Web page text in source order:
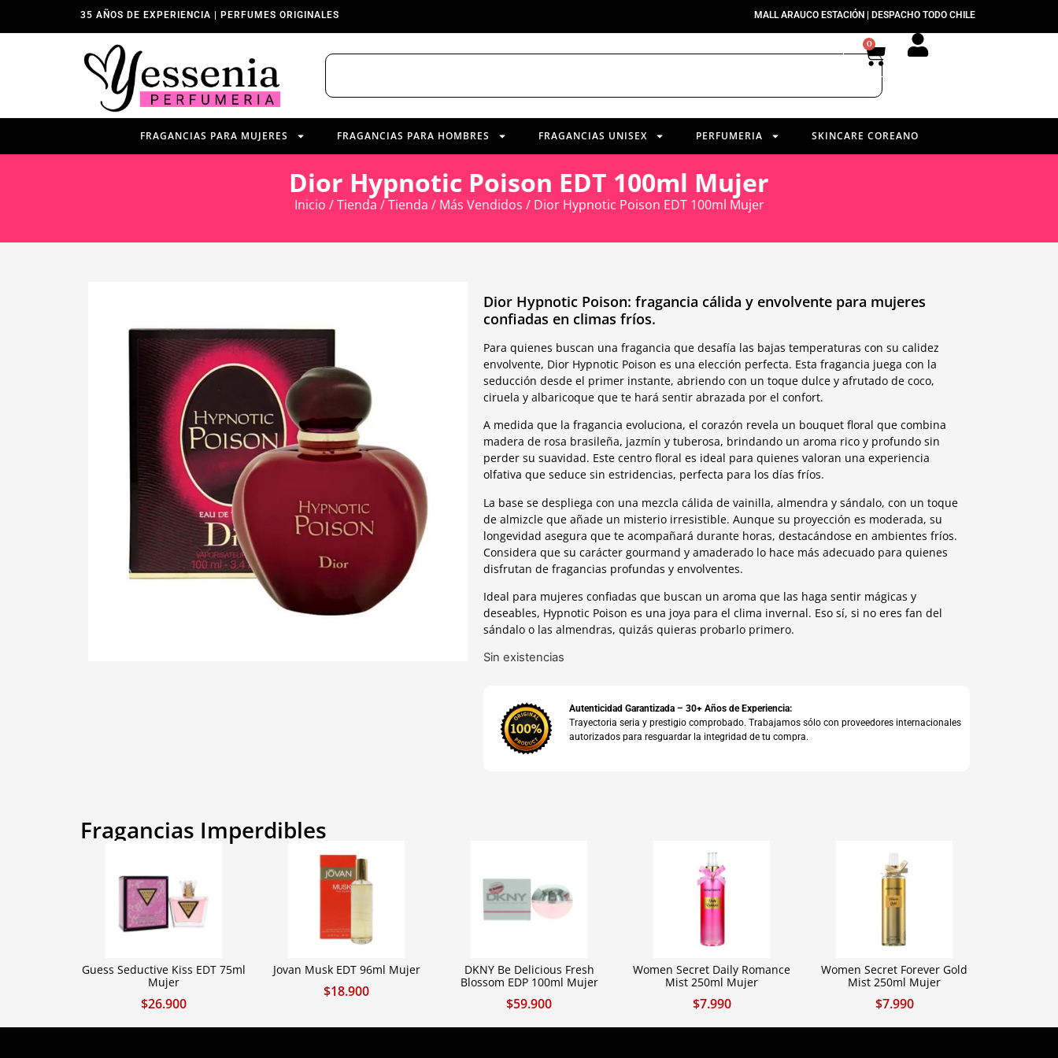
35 AÑOS DE EXPERIENCIA | PERFUMES ORIGINALES MALL ARAUCO ESTACIÓN | DESPACHO TODO CHILE
0
FRAGANCIAS PARA MUJERES FRAGANCIAS PARA HOMBRES FRAGANCIAS UNISEX PERFUMERIA SKINCARE COREANO
Dior Hypnotic Poison EDT 100ml Mujer
Inicio /Tienda /Tienda / Más Vendidos / Dior Hypnotic Poison EDT 100ml Mujer
Dior Hypnotic Poison: fragancia cálida y envolvente para mujeres
confiadas en climas fríos.
Para quienes buscan una fragancia que desafía las bajas temperaturas con su calidez
envolvente, Dior Hypnotic Poison es una elección perfecta. Esta fragancia juega con la
seducción desde el primer instante, abriendo con un toque dulce y afrutado de coco,
ciruela y albaricoque que te hará sentir abrazada por el confort.
A medida que la fragancia evoluciona, el corazón revela un bouquet floral que combina
madera de rosa brasileña, jazmín y tuberosa, brindando un aroma rico y profundo sin
perder su suavidad. Este centro floral es ideal para quienes valoran una experiencia
olfativa que seduce sin estridencias, perfecta para los días fríos.
La base se despliega con una mezcla cálida de vainilla, almendra y sándalo, con un toque
de almizcle que añade un misterio irresistible. Aunque su proyección es moderada, su
longevidad asegura que te acompañará durante horas, destacándose en ambientes fríos.
Considera que su carácter gourmand y amaderado lo hace más adecuado para quienes
disfrutan de fragancias profundas y envolventes.
Ideal para mujeres confiadas que buscan un aroma que las haga sentir mágicas y
deseables, Hypnotic Poison es una joya para el clima invernal. Eso sí, si no eres fan del
sándalo o las almendras, quizás quieras probarlo primero.
Sin existencias
Autenticidad Garantizada – 30+ Años de Experiencia:
Trayectoria seria y prestigio comprobado. Trabajamos sólo con proveedores internacionales
autorizados para resguardar la integridad de tu compra.
Fragancias Imperdibles
Guess Seductive Kiss EDT 75ml
Mujer
$26.900
Jovan Musk EDT 96ml Mujer
$18.900
DKNY Be Delicious Fresh
Blossom EDP 100ml Mujer
$59.900
Women Secret Daily Romance
Mist 250ml Mujer
$7.990
Women Secret Forever Gold
Mist 250ml Mujer
$7.990